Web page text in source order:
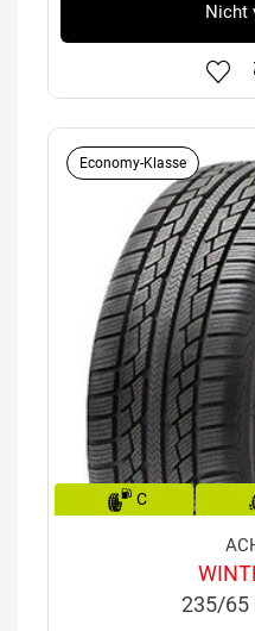
Nicht
Economy-Klasse
C
235/65